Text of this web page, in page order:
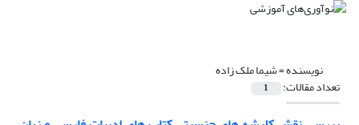
نویسنده =شیما ملک زاده
تعداد مقالات: 1